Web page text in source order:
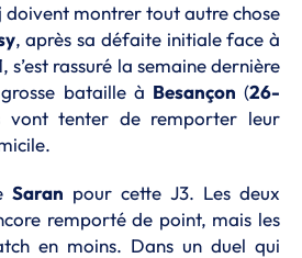
doivent montrer tout autre chose
, après sa défaite initiale face à
s’est rassuré la semaine dernière
bataille à Besançon (26-
vont tenter de remporter leur
Saran pour cette J3. Les deux
remporté de point, mais les
en moins. Dans un duel qui